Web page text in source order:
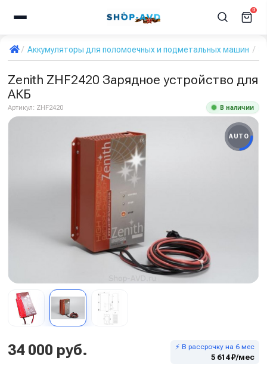
0
Аккумуляторы для поломоечных и подметальных машин
Zenith ZHF2420 Зарядное устройство для
АКБ
Артикул: ZHF2420 В наличии
AUTO
34 000 руб. ⚡ В рассрочку на 6 мес
5 614 ₽/мес